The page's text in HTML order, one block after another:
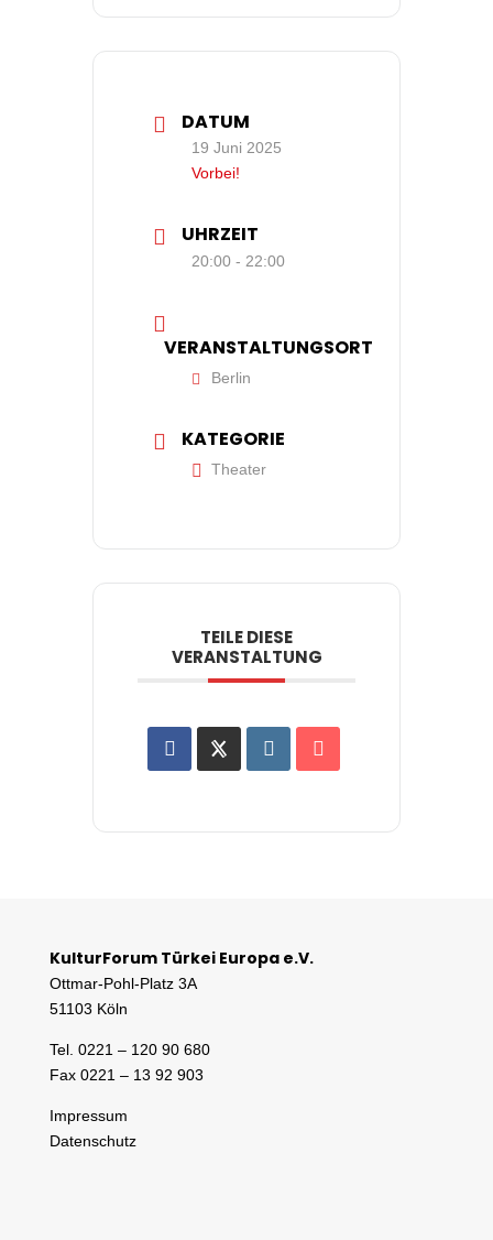
DATUM
19 Juni 2025
Vorbei!
UHRZEIT
20:00 - 22:00
VERANSTALTUNGSORT
Berlin
KATEGORIE
Theater
TEILE DIESE
VERANSTALTUNG
KulturForum Türkei Europa e.V.
Ottmar-Pohl-Platz 3A
51103 Köln
Tel. 0221 – 120 90 680
Fax 0221 – 13 92 903
Impressum
Datenschutz